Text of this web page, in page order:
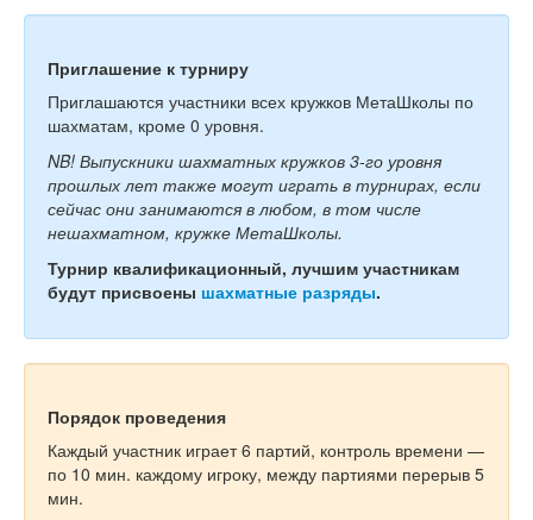
Приглашение к турниру
Приглашаются участники всех кружков МетаШколы по
шахматам, кроме 0 уровня.
NB! Выпускники шахматных кружков 3-го уровня
прошлых лет также могут играть в турнирах, если
сейчас они занимаются в любом, в том числе
нешахматном, кружке МетаШколы.
Турнир квалификационный, лучшим участникам
будут присвоены шахматные разряды.
Порядок проведения
Каждый участник играет 6 партий, контроль времени —
по 10 мин. каждому игроку, между партиями перерыв 5
мин.